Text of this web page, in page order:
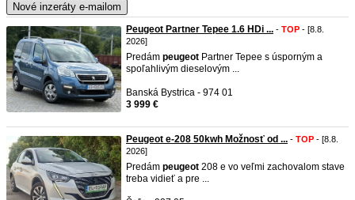
Nové inzeráty e-mailom
Peugeot Partner Tepee 1.6 HDi ... - TOP - [8.8.
2026]
Predám peugeot Partner Tepee s úsporným a
spoľahlivým dieselovým ...
Banská Bystrica - 974 01
3 999 €
Peugeot e-208 50kwh Možnosť od ... - TOP - [8.8.
2026]
Predám peugeot 208 e vo veľmi zachovalom stave
treba vidieť a pre ...